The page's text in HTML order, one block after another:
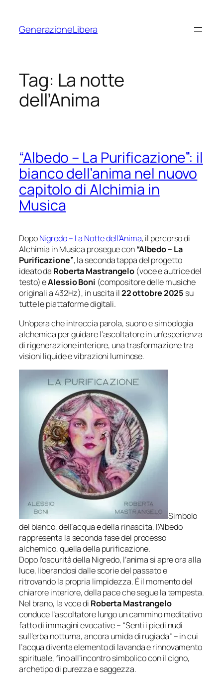
contenuto
GenerazioneLibera
Tag: La notte
dell’Anima
“Albedo – La Purificazione”: il
bianco dell’anima nel nuovo
capitolo di Alchimia in
Musica
DopoNigredo – La Notte dell’Anima, il percorso di
Alchimia in Musica prosegue con“Albedo – La
Purificazione”, la seconda tappa del progetto
ideato da Roberta Mastrangelo (voce e autrice del
testo) eAlessio Boni (compositore delle musiche
originali a 432Hz), in uscita il22 ottobre 2025 su
tutte le piattaforme digitali.
Un’opera che intreccia parola, suono e simbologia
alchemica per guidare l’ascoltatore in un’esperienza
di rigenerazione interiore, una trasformazione tra
visioni liquide e vibrazioni luminose.
Simbolo
del bianco, dell’acqua e della rinascita, l’Albedo
rappresenta la seconda fase del processo
alchemico, quella della purificazione.
Dopo l’oscurità della Nigredo, l’anima si apre ora alla
luce, liberandosi dalle scorie del passato e
ritrovando la propria limpidezza. È il momento del
chiarore interiore, della pace che segue la tempesta.
Nel brano, la voce di Roberta Mastrangelo
conduce l’ascoltatore lungo un cammino meditativo
fatto di immagini evocative – “Senti i piedi nudi
sull’erba notturna, ancora umida di rugiada” – in cui
l’acqua diventa elemento di lavanda e rinnovamento
spirituale, fino all’incontro simbolico con il cigno,
archetipo di purezza e saggezza.